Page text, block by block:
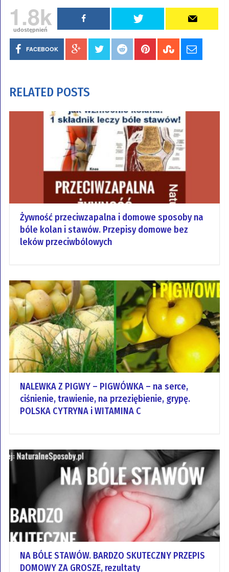
1.8k
udostępnień
FACEBOOK
RELATED POSTS
Żywność przeciwzapalna i domowe sposoby na
bóle kolan i stawów. Przepisy domowe bez
leków przeciwbólowych
NALEWKA Z PIGWY – PIGWÓWKA – na serce,
ciśnienie, trawienie, na przeziębienie, grypę.
POLSKA CYTRYNA i WITAMINA C
NA BÓLE STAWÓW. BARDZO SKUTECZNY PRZEPIS
DOMOWY ZA GROSZE, rezultaty